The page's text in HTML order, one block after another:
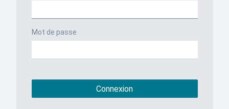
Mot de passe